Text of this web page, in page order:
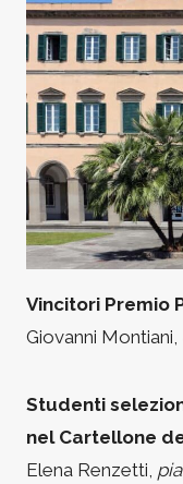
Vincitori Premio
Giovanni Montiani,
Studenti
nel Cartellone
Elena Renzetti,